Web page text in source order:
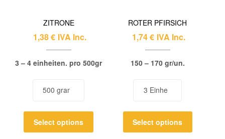
ZITRONE
1,38€ IVA Inc.
3 – 4 einheiten. pro 500gr
Select options
ROTER PFIRSICH
1,74€ IVA Inc.
150 – 170 gr/un.
Select options